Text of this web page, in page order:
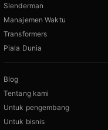
Slenderman
Manajemen Waktu
Transformers
Piala Dunia
Blog
Tentang kami
Untuk pengembang
Untuk bisnis